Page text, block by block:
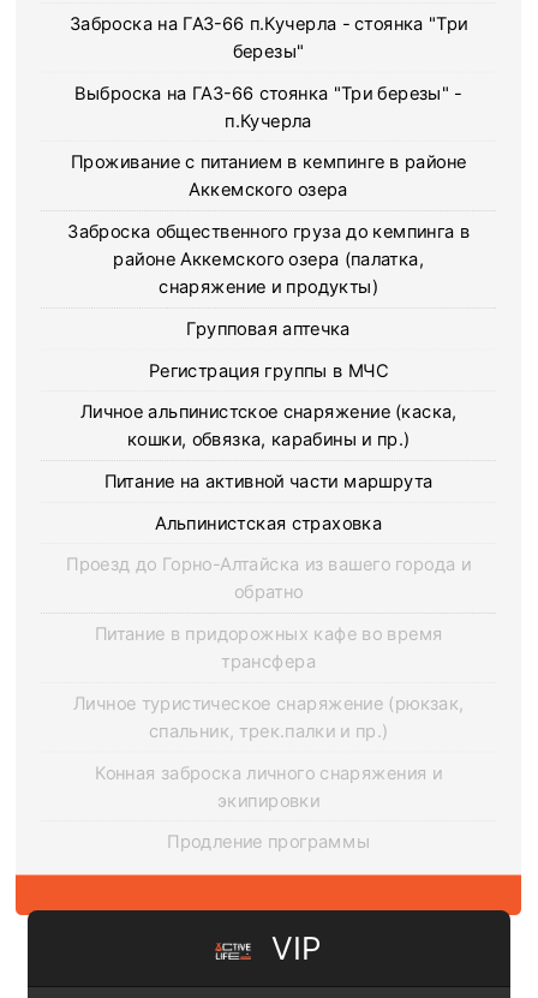
Заброска на ГАЗ-66 п.Кучерла - стоянка "Три
березы"
Выброска на ГАЗ-66 стоянка "Три березы" -
п.Кучерла
Проживание с питанием в кемпинге в районе
Аккемского озера
Заброска общественного груза до кемпинга в
районе Аккемского озера (палатка,
снаряжение и продукты)
Групповая аптечка
Регистрация группы в МЧС
Личное альпинистское снаряжение (каска,
кошки, обвязка, карабины и пр.)
Питание на активной части маршрута
Альпинистская страховка
Проезд до Горно-Алтайска из вашего города и
обратно
Питание в придорожных кафе во время
трансфера
Личное туристическое снаряжение (рюкзак,
спальник, трек.палки и пр.)
Конная заброска личного снаряжения и
экипировки
Продление программы
VIP